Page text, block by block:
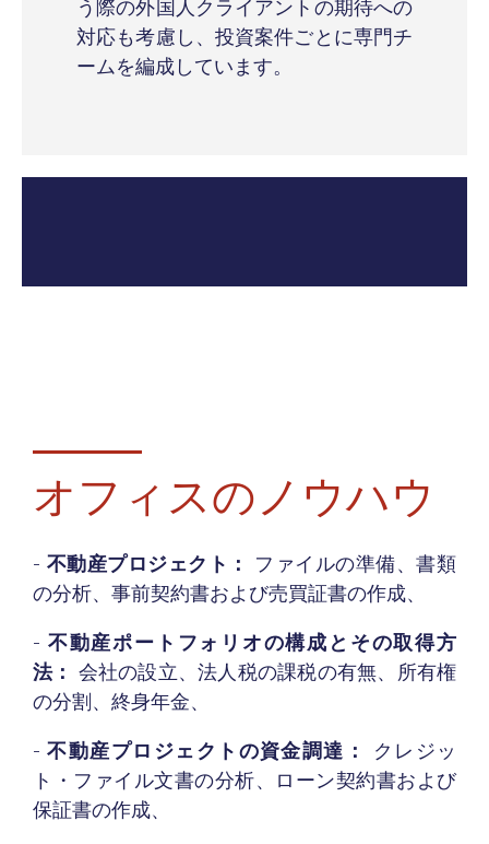
う際の外国人クライアントの期待への
対応も考慮し、投資案件ごとに専門チ
ームを編成しています。
オフィスのノウハウ
- 不動産プロジェクト：
ファイルの準備、書類
の分析、事前契約書および売買証書の作成、
- 不動産ポートフォリオの構成とその取得方
法：
会社の設立、法人税の課税の有無、所有権
の分割、終身年金、
-不動産プロジェクトの資金調達：
クレジッ
ト・ファイル文書の分析、ローン契約書および
保証書の作成、